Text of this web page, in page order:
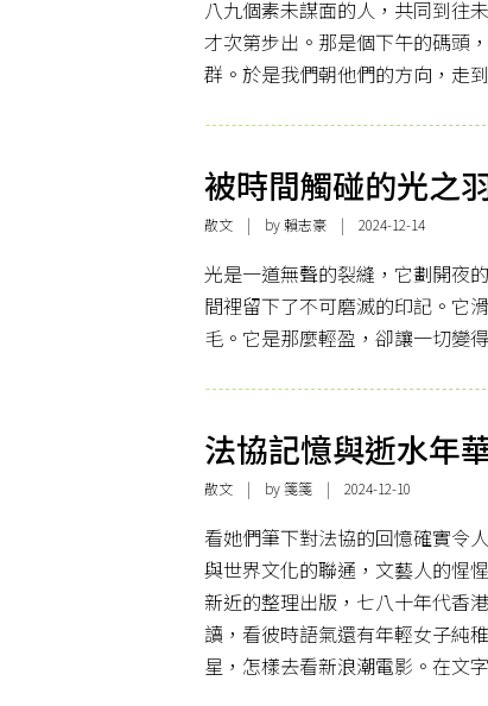
八九個素未謀面的人，共同到往
才次第步出。那是個下午的碼頭
群。於是我們朝他們的方向，走
被時間觸碰的光之
散文 | by 賴志豪 | 2024-12-14
光是一道無聲的裂縫，它劃開夜
間裡留下了不可磨滅的印記。它
毛。它是那麼輕盈，卻讓一切變
法協記憶與逝水年
散文 | by 箋箋 | 2024-12-10
看她們筆下對法協的回憶確實令
與世界文化的聯通，文藝人的惺
新近的整理出版，七八十年代香
讀，看彼時語氣還有年輕女子純
星，怎樣去看新浪潮電影。在文